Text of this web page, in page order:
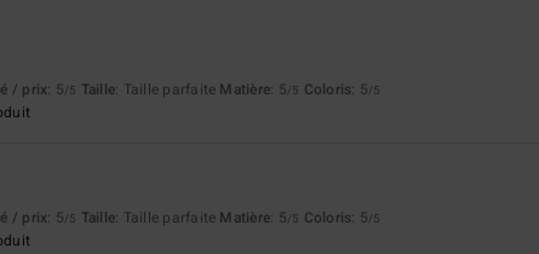
/ prix: 5/5 Taille: Taille parfaite Matière: 5/5 Coloris: 5/5
/ prix: 5/5 Taille: Taille parfaite Matière: 5/5 Coloris: 5/5